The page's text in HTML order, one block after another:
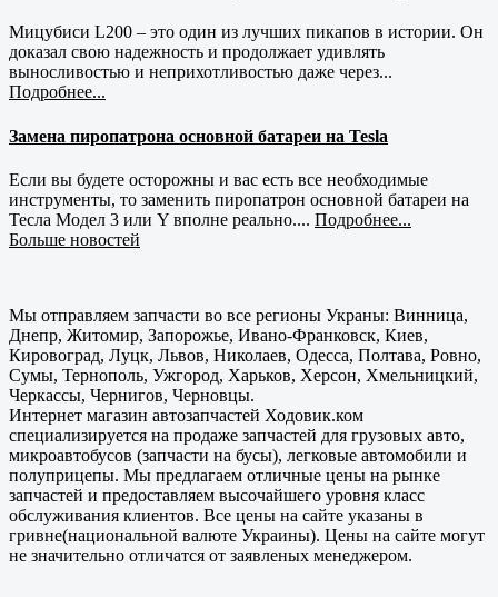
Мицубиси L200 – это один из лучших пикапов в истории. Он
доказал свою надежность и продолжает удивлять
выносливостью и неприхотливостью даже через...
Подробнее...
Замена пиропатрона основной батареи на Tesla
Если вы будете осторожны и вас есть все необходимые
инструменты, то заменить пиропатрон основной батареи на
Тесла Модел 3 или Y вполне реально.... Подробнее...
Больше новостей
Мы отправляем запчасти во все регионы Украны: Винница,
Днепр, Житомир, Запорожье, Ивано-Франковск, Киев,
Кировоград, Луцк, Львов, Николаев, Одесса, Полтава, Ровно,
Сумы, Тернополь, Ужгород, Харьков, Херсон, Хмельницкий,
Черкассы, Чернигов, Черновцы.
Интернет магазин автозапчастей Ходовик.ком
специализируется на продаже запчастей для грузовых авто,
микроавтобусов (запчасти на бусы), легковые автомобили и
полуприцепы. Мы предлагаем отличные цены на рынке
запчастей и предоставляем высочайшего уровня класс
обслуживания клиентов. Все цены на сайте указаны в
гривне(национальной валюте Украины). Цены на сайте могут
не значительно отличатся от заявленых менеджером.